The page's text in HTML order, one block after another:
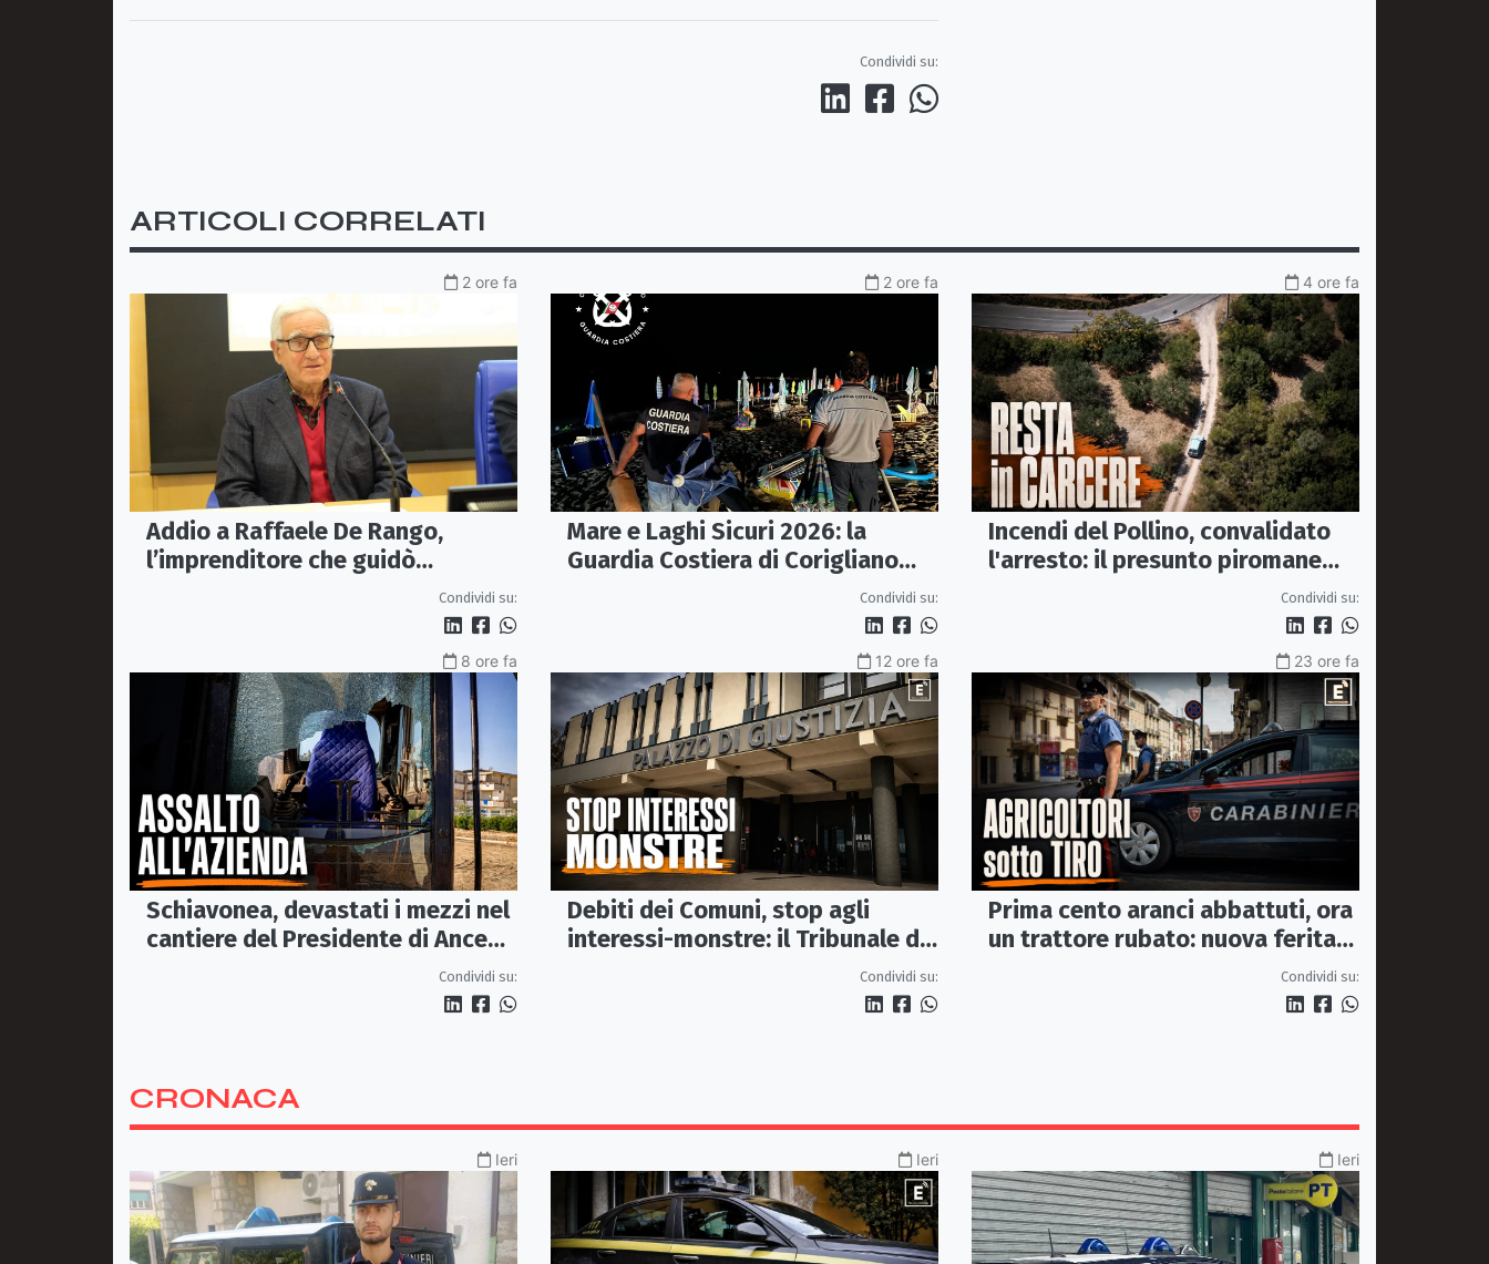
Condividi su:
ARTICOLI CORRELATI
2 ore fa
Addio a Raffaele De Rango,
l’imprenditore che guidò
Condividi su:
2 ore fa
Mare e Laghi Sicuri 2026: la
Guardia Costiera di Corigliano
controlla il litorale da RoccaCondividi su:
4 ore fa
Incendi del Pollino, convalidato
l'arresto: il presunto piromane
Condividi su:
8 ore fa
Schiavonea, devastati i mezzi nel
cantiere del Presidente di Ance
Condividi su:
12 ore fa
Debiti dei Comuni, stop agli
interessi-monstre: il Tribunale di
Condividi su:
23 ore fa
Prima cento aranci abbattuti, ora
un trattore rubato: nuova ferita
all’agricoltura della SibaritideCondividi su:
CRONACA
Ieri Ieri Ieri